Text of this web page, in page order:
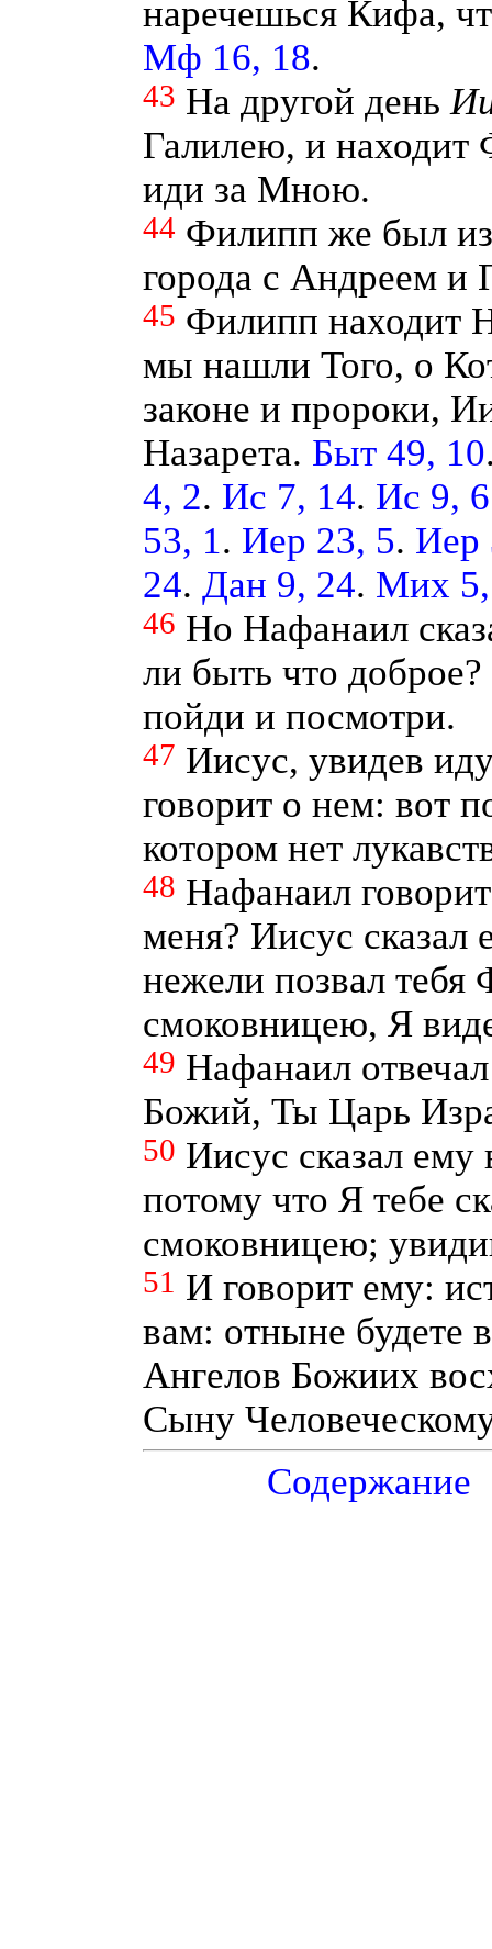
наречешься Кифа,
Мф 16, 18.
43 На другой день
Галилею, и находит
иди за Мною.
44 Филипп же был
города с Андреем и
45 Филипп находит
мы нашли Того, о
законе и пророки,
Назарета. Быт 49, 10
4, 2. Ис 7, 14. Ис 9, 6
53, 1. Иер 23, 5. Иер
24. Дан 9, 24. Мих
46 Но Нафанаил
ли быть что
пойди и посмотри.
47 Иисус, увидев
говорит о нем: вот
котором нет
48 Нафанаил
меня? Иисус сказал
нежели позвал
смоковницею, Я
49 Нафанаил
Божий, Ты Царь
50 Иисус сказал
потому что Я тебе
смоковницею;
51 И говорит ему:
вам: отныне будете
Ангелов Божиих
Сыну
Содержание